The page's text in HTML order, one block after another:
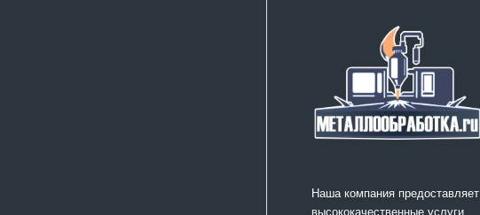
Наша компания предоставляет
высококачественные услуги